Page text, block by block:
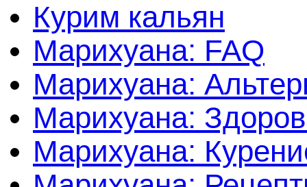
Курим кальян
Марихуана: FAQ
Марихуана:
Марихуана:
Марихуана: